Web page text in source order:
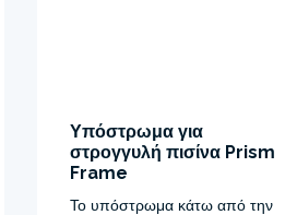
Υπόστρωμα για
στρογγυλή πισίνα Prism
Frame
Το υπόστρωμα κάτω από την